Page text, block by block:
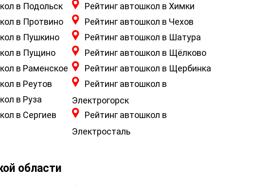
в Подольск
в Протвино
в Пушкино
в Пущино
в Раменское
в Реутов
в Руза
в Сергиев
Рейтинг автошкол в Химки
Рейтинг автошкол в Чехов
Рейтинг автошкол в Шатура
Рейтинг автошкол в Щёлково
Рейтинг автошкол в Щербинка
Рейтинг автошкол в
Электрогорск
Рейтинг автошкол в
Электросталь
области